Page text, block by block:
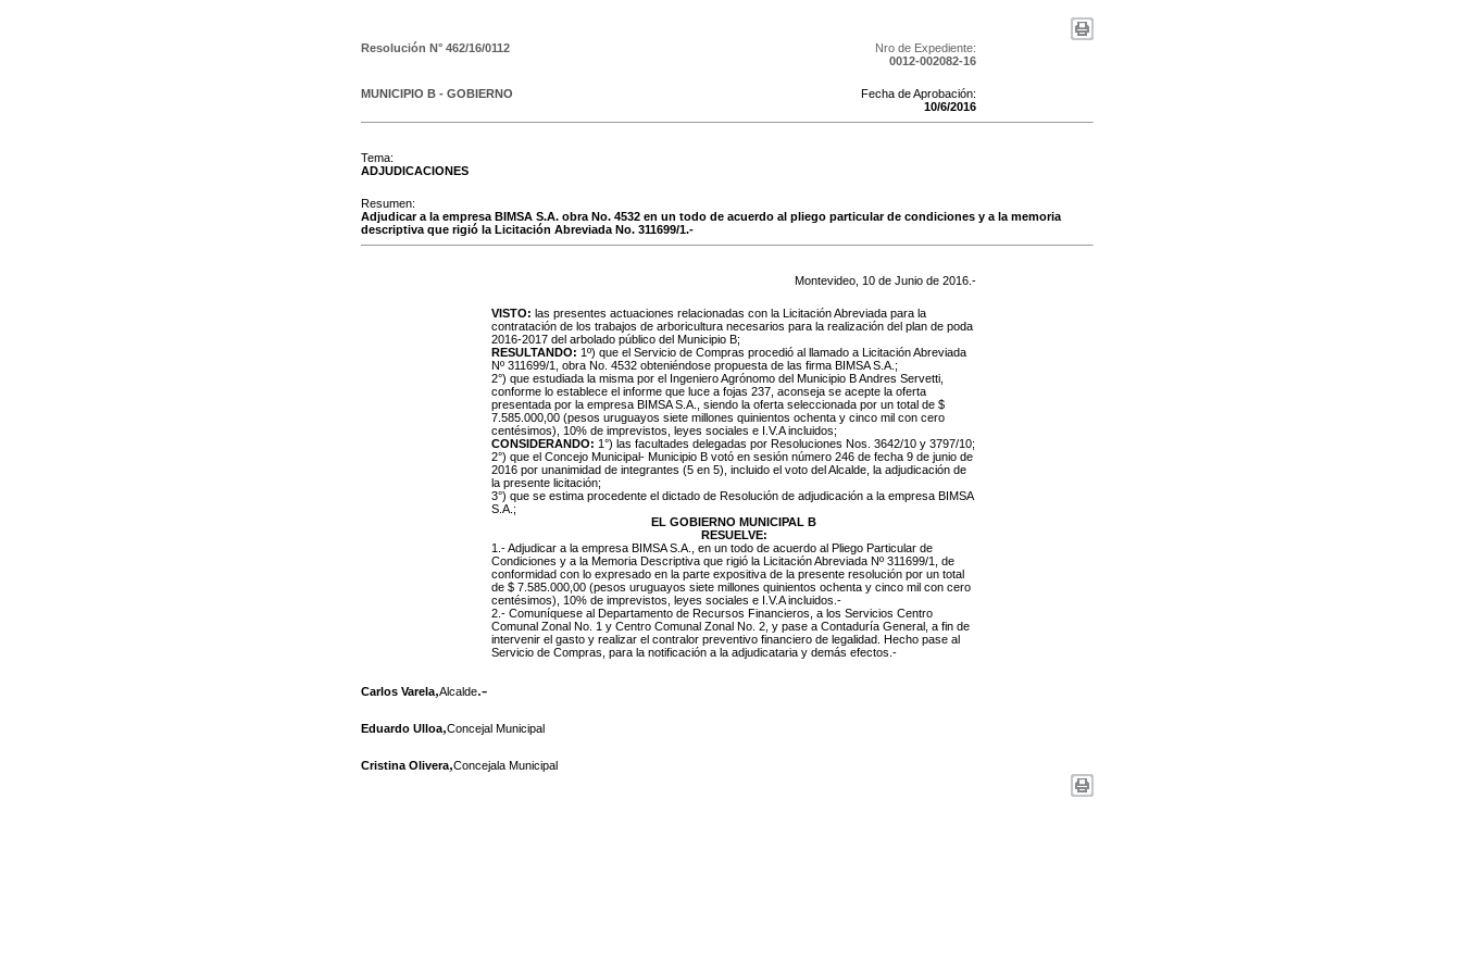
Resolución N° 462/16/0112
Nro de Expediente:
0012-002082-16
MUNICIPIO B - GOBIERNO
Fecha de Aprobación:
10/6/2016
Tema:
ADJUDICACIONES
Resumen:
Adjudicar a la empresa BIMSA S.A. obra No. 4532 en un todo de acuerdo al pliego particular de condiciones y a la memoria
descriptiva que rigió la Licitación Abreviada No. 311699/1.-
Montevideo, 10 de Junio de 2016 .-
VISTO: las presentes actuaciones relacionadas con la Licitación Abreviada para la
contratación de los trabajos de arboricultura necesarios para la realización del plan de poda
2016-2017 del arbolado público del Municipio B;
RESULTANDO: 1º) que el Servicio de Compras procedió al llamado a Licitación Abreviada
Nº 311699/1, obra No. 4532 obteniéndose propuesta de las firma BIMSA S.A.;
2°) que estudiada la misma por el Ingeniero Agrónomo del Municipio B Andres Servetti,
conforme lo establece el informe que luce a fojas 237, aconseja se acepte la oferta
presentada por la empresa BIMSA S.A., siendo la oferta seleccionada por un total de $
7.585.000,00 (pesos uruguayos siete millones quinientos ochenta y cinco mil con cero
centésimos), 10% de imprevistos, leyes sociales e I.V.A incluidos;
CONSIDERANDO: 1°) las facultades delegadas por Resoluciones Nos. 3642/10 y 3797/10;
2°) que el Concejo Municipal- Municipio B votó en sesión número 246 de fecha 9 de junio de
2016 por unanimidad de integrantes (5 en 5), incluido el voto del Alcalde, la adjudicación de
la presente licitación;
3°) que se estima procedente el dictado de Resolución de adjudicación a la empresa BIMSA
S.A.;
EL GOBIERNO MUNICIPAL B
RESUELVE:
1.- Adjudicar a la empresa BIMSA S.A., en un todo de acuerdo al Pliego Particular de
Condiciones y a la Memoria Descriptiva que rigió la Licitación Abreviada Nº 311699/1, de
conformidad con lo expresado en la parte expositiva de la presente resolución por un total
de $ 7.585.000,00 (pesos uruguayos siete millones quinientos ochenta y cinco mil con cero
centésimos), 10% de imprevistos, leyes sociales e I.V.A incluidos.-
2.- Comuníquese al Departamento de Recursos Financieros, a los Servicios Centro
Comunal Zonal No. 1 y Centro Comunal Zonal No. 2, y pase a Contaduría General, a fin de
intervenir el gasto y realizar el contralor preventivo financiero de legalidad. Hecho pase al
Servicio de Compras, para la notificación a la adjudicataria y demás efectos.-
Carlos Varela,Alcalde.-
Eduardo Ulloa,Concejal Municipal
Cristina Olivera,Concejala Municipal